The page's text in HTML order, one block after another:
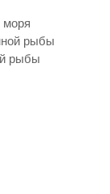
моря
рыбы
рыбы